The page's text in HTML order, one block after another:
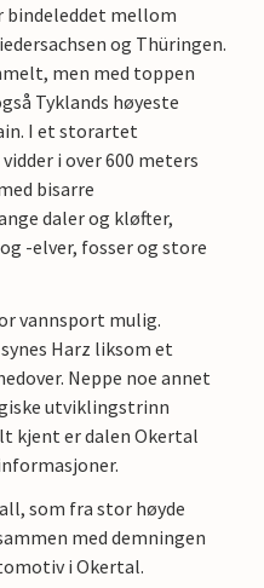
bindeleddet mellom
og Thüringen.
men med toppen
Tyklands høyeste
I et storartet
i over 600 meters
bisarre
daler og kløfter,
-elver, fosser og store
vannsport mulig.
Harz liksom et
Neppe noe annet
utviklingstrinn
kjent er dalen Okertal
som fra stor høyde
med demningen
i Okertal.